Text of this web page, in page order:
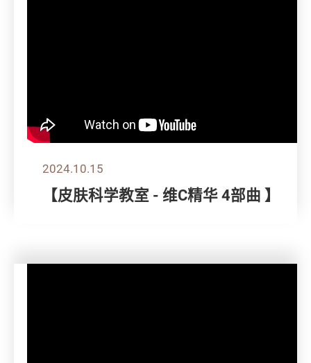
2024.10.15
【皮肤科学教室 - 维C精华 4部曲 】